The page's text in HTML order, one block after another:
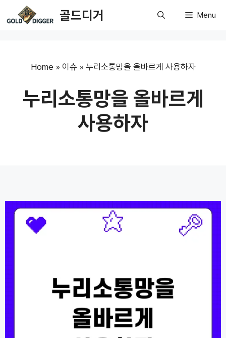
to
골드디거 Menu
Home » 이슈 » 누리소통망을 올바르게 사용하자
누리소통망을 올바르게
사용하자